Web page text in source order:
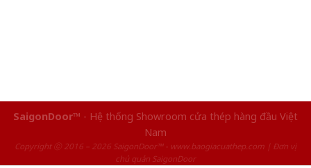
SaigonDoor™ - Hệ thống Showroom cửa thép hàng đầu Việt
Nam
Copyright ⓒ 2016 – 2026 SaigonDoor™ - www.baogiacuathep.com | Đơn vị
chủ quản SaigonDoor